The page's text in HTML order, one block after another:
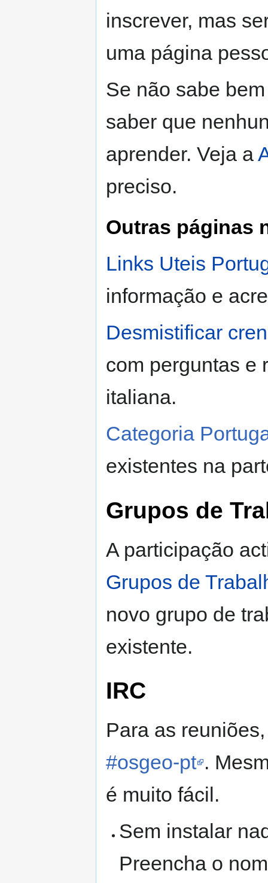
inscrever, mas
uma página
Se não sabe
saber que
aprender. Veja a
preciso.
Outras páginas
Links Uteis
informação e
Desmistificar
com perguntas e
italiana.
Categoria
existentes na
Grupos de
A participação
Grupos de
novo grupo de
existente.
IRC
Para as
#osgeo-pt .
é muito fácil.
Sem instalar
Preencha o